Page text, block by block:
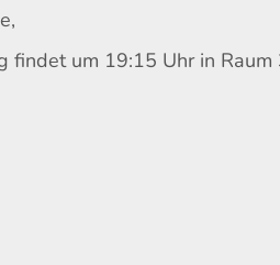
findet um 19:15 Uhr in